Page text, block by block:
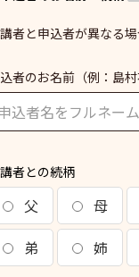
者と申込者が異なる
者のお名前 （例：島村
者との続柄
父 母
弟
姉